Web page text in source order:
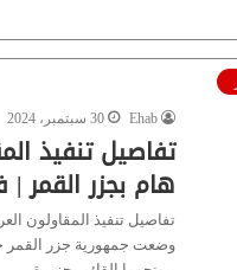
Ehab 30 سبتمبر، 2024
تفاصيل تنفيذ
هام بجزر القمر |
تفاصيل تنفيذ المقاولون
وضعت جمهورية جزر القمر